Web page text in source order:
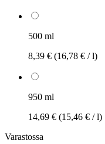
500 ml
8,39 € (16,78 € / l)
950 ml
14,69 € (15,46 € / l)
Varastossa